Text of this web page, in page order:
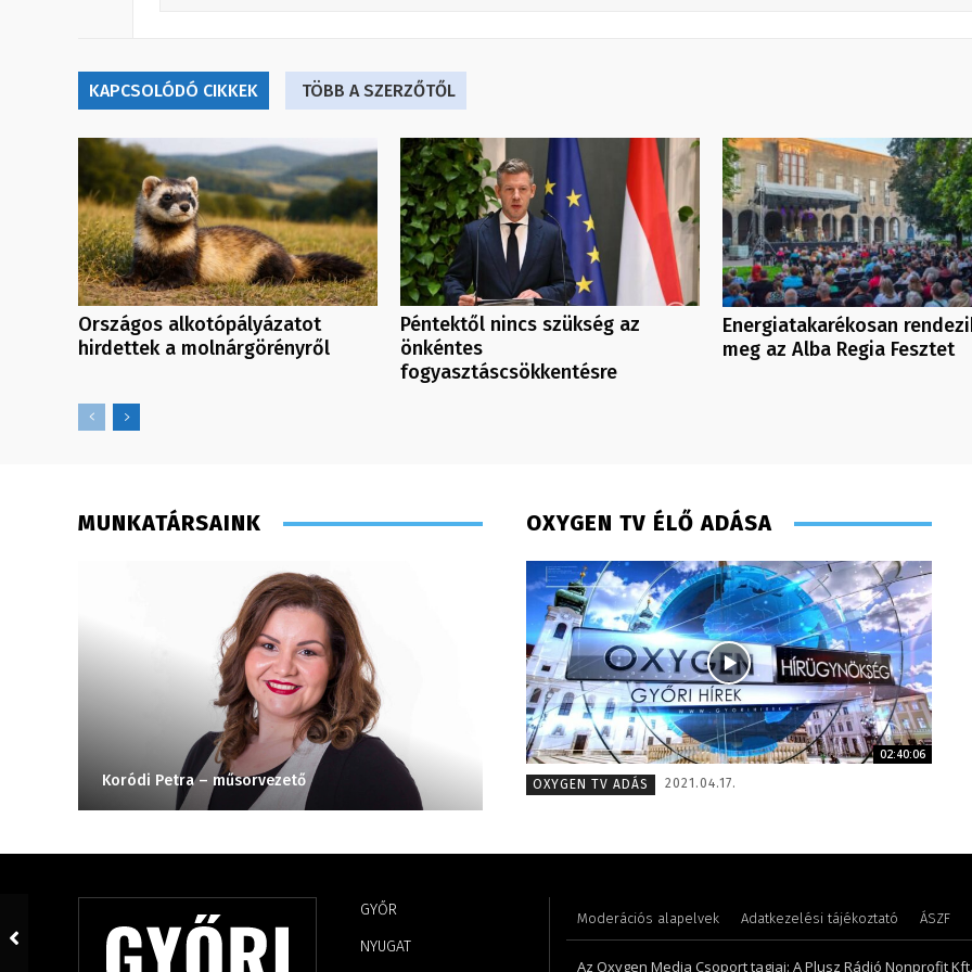
KAPCSOLÓDÓ CIKKEK TÖBB A SZERZŐTŐL
Országos alkotópályázatot
hirdettek a molnárgörényről
Péntektől nincs szükség az
önkéntes
fogyasztáscsökkentésre
Energiatakarékosan
meg az Alba Regia Fesztet
MUNKATÁRSAINK
Koródi Petra – műsorvezető Szél Móni – szerkesztő-riporter – 2017
OXYGEN TV ÉLŐ ADÁSA
02:40:06
OXYGEN TV ADÁS
2021.04.17.
GYŐR
NYUGAT
Moderációs alapelvek Adatkezelési tájékoztató ÁSZF
Az Oxygen Media Csoport tagjai: A Plusz Rádió Nonprofit